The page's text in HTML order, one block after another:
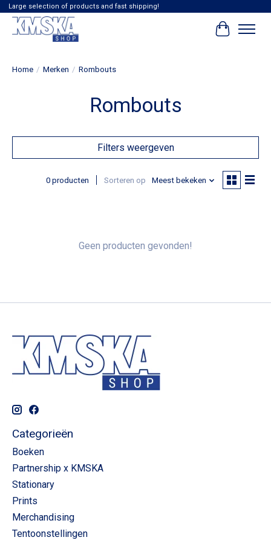
Large selection of products and fast shipping!
Home / Merken / Rombouts
Rombouts
Filters weergeven
0 producten Sorteren op Meest bekeken
Geen producten gevonden!
Categorieën
Boeken
Partnership x KMSKA
Stationary
Prints
Merchandising
Tentoonstellingen